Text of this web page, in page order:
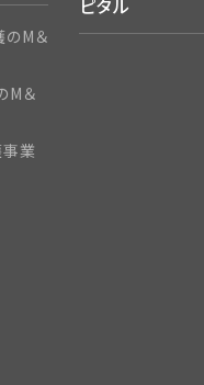
のM＆
M＆
事業
ピタル